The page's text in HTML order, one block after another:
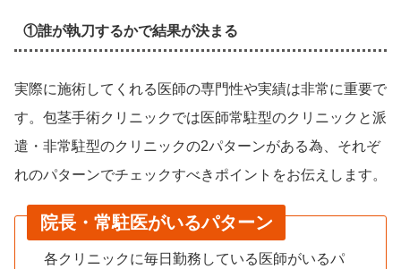
①誰が執刀するかで結果が決まる
実際に施術してくれる医師の専門性や実績は非常に重要で
す。包茎手術クリニックでは医師常駐型のクリニックと派
遣・非常駐型のクリニックの2パターンがある為、それぞ
れのパターンでチェックすべきポイントをお伝えします。
院長・常駐医がいるパターン
各クリニックに毎日勤務している医師がいるパ